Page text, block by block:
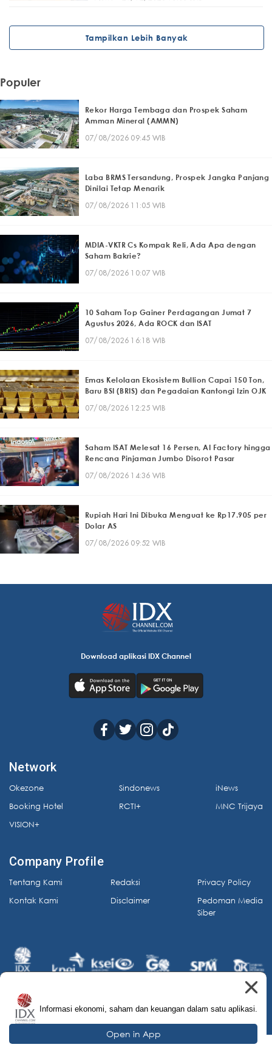
Tampilkan Lebih Banyak
Populer
Rekor Harga Tembaga dan Prospek Saham
Amman Mineral (AMMN)
07/08/2026 09:45 WIB
Laba BRMS Tersandung, Prospek Jangka Panjang
Dinilai Tetap Menarik
07/08/2026 11:05 WIB
MDIA-VKTR Cs Kompak Reli, Ada Apa dengan
Saham Bakrie?
07/08/2026 10:07 WIB
10 Saham Top Gainer Perdagangan Jumat 7
Agustus 2026, Ada ROCK dan ISAT
07/08/2026 16:18 WIB
Emas Kelolaan Ekosistem Bullion Capai 150 Ton,
Baru BSI (BRIS) dan Pegadaian Kantongi Izin OJK
07/08/2026 12:25 WIB
Saham ISAT Melesat 16 Persen, AI Factory hingga
Rencana Pinjaman Jumbo Disorot Pasar
07/08/2026 14:36 WIB
Rupiah Hari Ini Dibuka Menguat ke Rp17.905 per
Dolar AS
07/08/2026 09:52 WIB
Download aplikasi IDX Channel
Network
Okezone
Booking Hotel
VISION+
Sindonews
RCTI+
iNews
MNC Trijaya
Company Profile
Tentang Kami
Kontak Kami
Redaksi
Disclaimer
Privacy Policy
Pedoman Media
Siber
© 2026 IDX Channel. All Rights Reserved.
Informasi ekonomi, saham dan keuangan dalam satu aplikasi.
Open in App